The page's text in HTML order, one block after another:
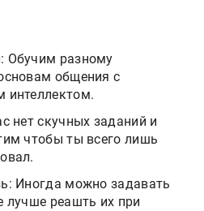
Обучим разному
общения с
интеллектом.
нет скучных заданий и
чтобы ты всего лишь
Иногда можно задавать
лучше реашть их при